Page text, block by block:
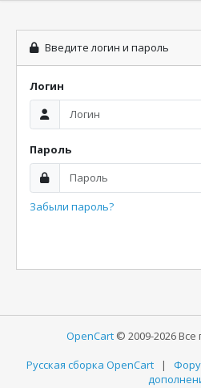
Введите логин и пароль
Логин
Пароль
Забыли пароль?
OpenCart © 2009-2026
Русская сборка OpenCart |